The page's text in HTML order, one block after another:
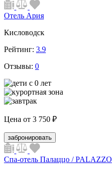
Отель Ария
Кисловодск
Рейтинг: 3.9
Отзывы: 0
Цена от 3 750 ₽
забронировать
Спа-отель Палаццо / PALAZZO